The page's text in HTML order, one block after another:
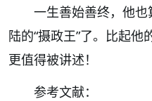
一生善始善终，他
陆的“摄政王”了。比起
更值得被讲述！
参考文献：